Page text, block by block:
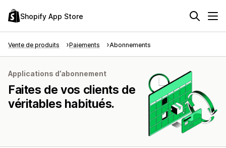
Shopify App Store
Vente de produits Paiements Abonnements
Applications d’abonnement
Faites de vos clients de
véritables habitués.